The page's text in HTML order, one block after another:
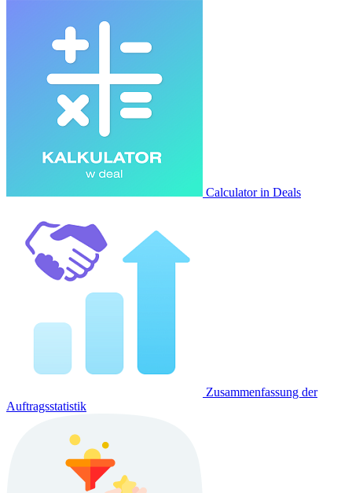
Calculator in Deals
Zusammenfassung der
Auftragsstatistik